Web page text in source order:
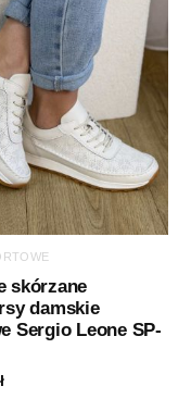
skórzane
damskie
Sergio Leone SP-